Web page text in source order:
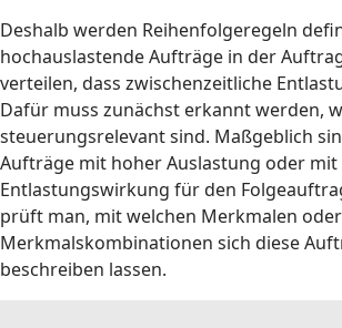
Deshalb werden Reihenfolgeregeln
hochauslastende Aufträge in der
verteilen, dass zwischenzeitliche
Dafür muss zunächst erkannt werden,
steuerungsrelevant sind. Maßgeblich
Aufträge mit hoher Auslastung oder
Entlastungswirkung für den
prüft man, mit welchen Merkmalen oder
Merkmalskombinationen sich diese
beschreiben lassen.